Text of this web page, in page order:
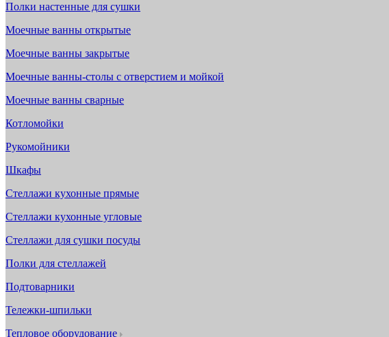
Полки настенные для сушки
Моечные ванны открытые
Моечные ванны закрытые
Моечные ванны-столы с отверстием и мойкой
Моечные ванны сварные
Котломойки
Рукомойники
Шкафы
Стеллажи кухонные прямые
Стеллажи кухонные угловые
Стеллажи для сушки посуды
Полки для стеллажей
Подтоварники
Тележки-шпильки
Тепловое оборудование